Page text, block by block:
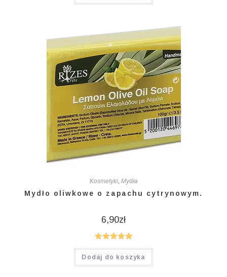
Kosmetyki, Mydła
Mydło oliwkowe o zapachu cytrynowym.
6,90zł
Oceniono
5.00na 5
Dodaj do koszyka